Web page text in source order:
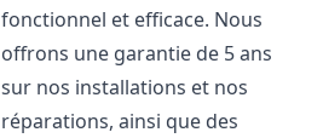
fonctionnel et efficace. Nous
offrons une garantie de 5 ans
sur nos installations et nos
réparations, ainsi que des